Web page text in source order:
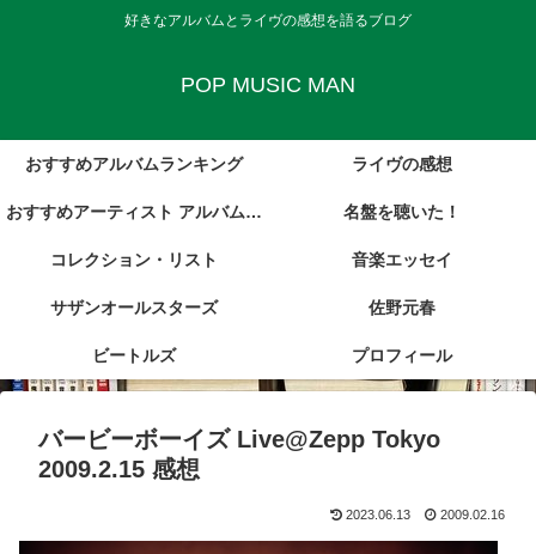
好きなアルバムとライヴの感想を語るブログ
POP MUSIC MAN
おすすめアルバムランキング ライヴの感想
おすすめアーティスト アルバム・
レビュー集
名盤を聴いた！
コレクション・リスト 音楽エッセイ
サザンオールスターズ 佐野元春
ビートルズ プロフィール
バービーボーイズ Live@Zepp Tokyo
2009.2.15 感想
2023.06.13 2009.02.16